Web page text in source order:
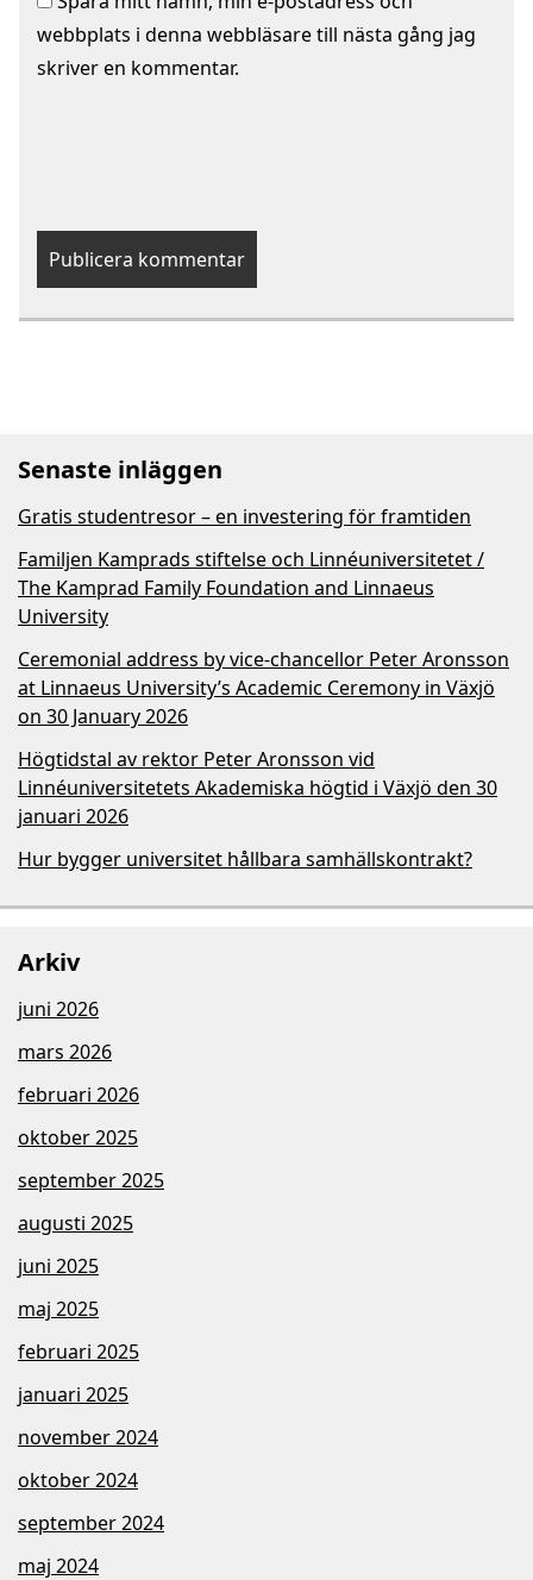
webbplats i denna webbläsare till nästa gång jag
skriver en kommentar.
Senaste inläggen
Gratis studentresor – en investering för framtiden
Familjen Kamprads stiftelse och Linnéuniversitetet /
The Kamprad Family Foundation and Linnaeus
University
Ceremonial address by vice-chancellor Peter Aronsson
at Linnaeus University’s Academic Ceremony in Växjö
on 30 January 2026
Högtidstal av rektor Peter Aronsson vid
Linnéuniversitetets Akademiska högtid i Växjö den 30
januari 2026
Hur bygger universitet hållbara samhällskontrakt?
Arkiv
juni 2026
mars 2026
februari 2026
oktober 2025
september 2025
augusti 2025
juni 2025
maj 2025
februari 2025
januari 2025
november 2024
oktober 2024
september 2024
maj 2024